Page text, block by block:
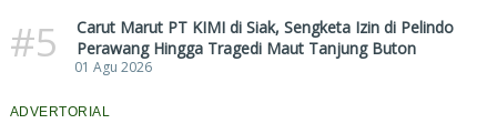
#5
Carut Marut PT KIMI di Siak, Sengketa Izin di Pelindo
Perawang Hingga Tragedi Maut Tanjung Buton
01 Agu 2026
ADVERTORIAL